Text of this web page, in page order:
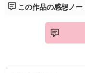
この作品の感想ノー